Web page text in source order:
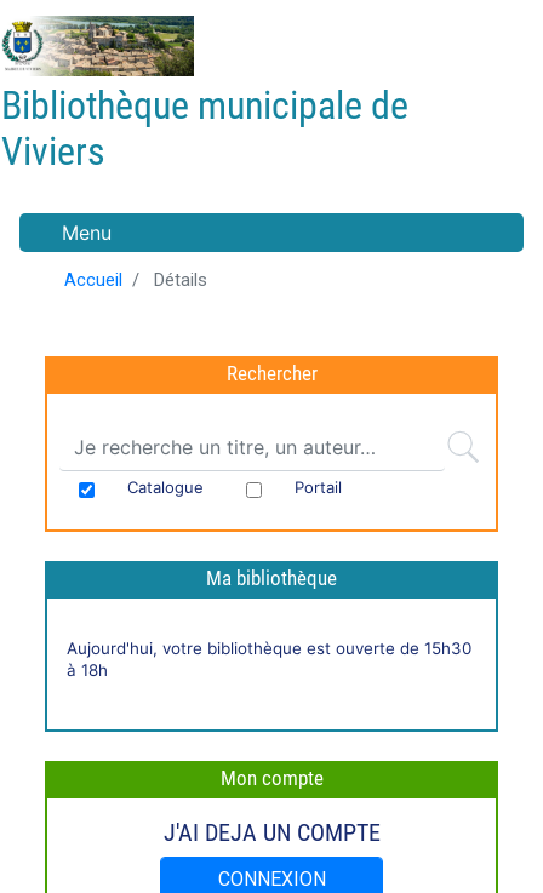
principal
Bibliothèque municipale de
Viviers
Menu
Accueil Détails
Rechercher
Catalogue Portail
Ma bibliothèque
liveAujourd'hui, votre bibliothèque est ouverte de 15h30
à 18h
Mon compte
J'AI DEJA UN COMPTE
CONNEXION